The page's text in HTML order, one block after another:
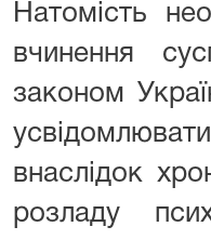
Натомість
вчинення
законом
внаслідок
розладу